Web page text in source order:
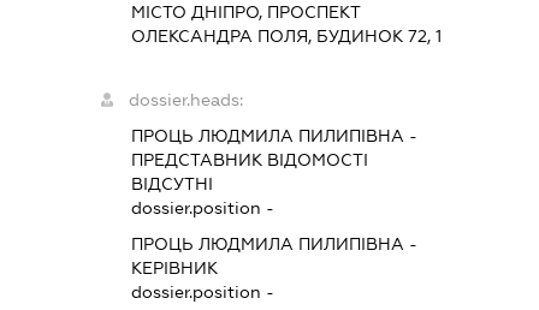
МІСТО ДНІПРО, ПРОСПЕКТ
ОЛЕКСАНДРА ПОЛЯ, БУДИНОК 72, 1
dossier.heads:
ПРОЦЬ ЛЮДМИЛА ПИЛИПІВНА -
ПРЕДСТАВНИК ВІДОМОСТІ
ВІДСУТНІ
dossier.position -
ПРОЦЬ ЛЮДМИЛА ПИЛИПІВНА -
КЕРІВНИК
dossier.position -